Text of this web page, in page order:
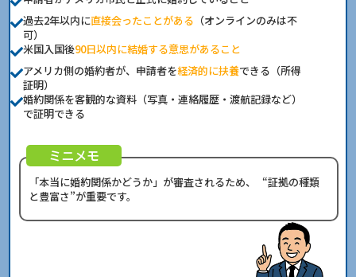
過去2年以内に直接会ったことがある （オンラインのみは不
可）
米国入国後90日以内に結婚する意思があること
アメリカ側の婚約者が、申請者を経済的に扶養できる（所得
証明）
婚約関係を客観的な資料（写真・連絡履歴・渡航記録など）
で証明できる
ミニメモ
「本当に婚約関係かどうか」が審査されるため、“証拠の種類
と豊富さ”が重要です。